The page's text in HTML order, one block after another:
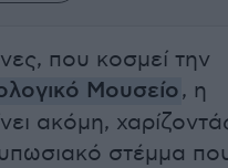
που κοσμεί την
Μουσείο, η
ακόμη,
στέμμα